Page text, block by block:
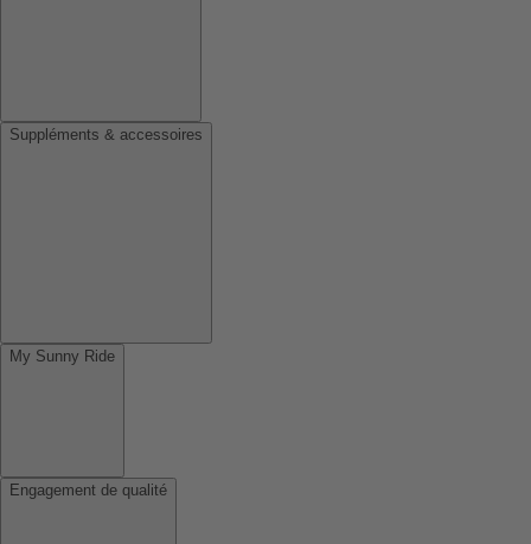
Suppléments & accessoires
My Sunny Ride
Engagement de qualité